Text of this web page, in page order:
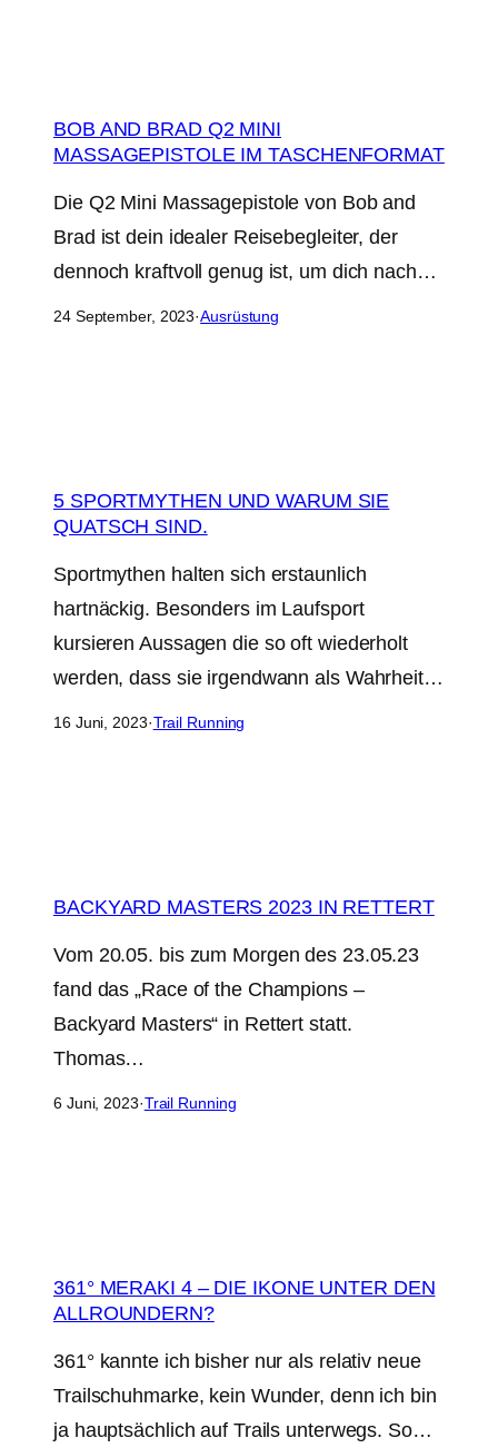
BOB AND BRAD Q2 MINI
MASSAGEPISTOLE IM TASCHENFORMAT
Die Q2 Mini Massagepistole von Bob and
Brad ist dein idealer Reisebegleiter, der
dennoch kraftvoll genug ist, um dich nach…
24 September, 2023·Ausrüstung
5 SPORTMYTHEN UND WARUM SIE
QUATSCH SIND.
Sportmythen halten sich erstaunlich
hartnäckig. Besonders im Laufsport
kursieren Aussagen die so oft wiederholt
werden, dass sie irgendwann als Wahrheit…
16 Juni, 2023·Trail Running
BACKYARD MASTERS 2023 IN RETTERT
Vom 20.05. bis zum Morgen des 23.05.23
fand das „Race of the Champions –
Backyard Masters“ in Rettert statt.
Thomas…
6 Juni, 2023·Trail Running
361° MERAKI 4 – DIE IKONE UNTER DEN
ALLROUNDERN?
361° kannte ich bisher nur als relativ neue
Trailschuhmarke, kein Wunder, denn ich bin
ja hauptsächlich auf Trails unterwegs. So…